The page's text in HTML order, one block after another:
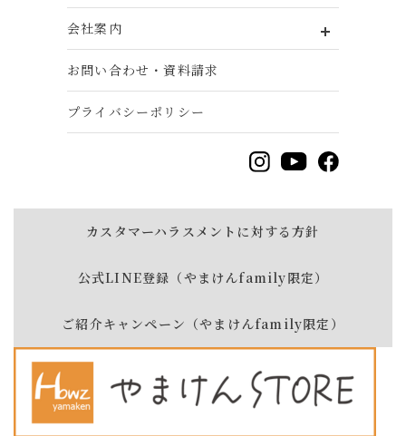
会社案内
お問い合わせ・資料請求
プライバシーポリシー
カスタマーハラスメントに対する方針
公式LINE登録（やまけんfamily限定）
ご紹介キャンペーン（やまけんfamily限定）